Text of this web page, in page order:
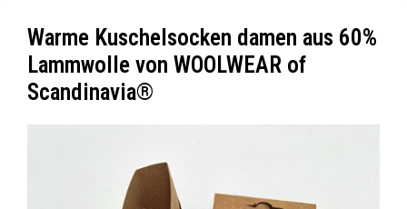
Warme Kuschelsocken damen aus 60%
Lammwolle von WOOLWEAR of
Scandinavia®